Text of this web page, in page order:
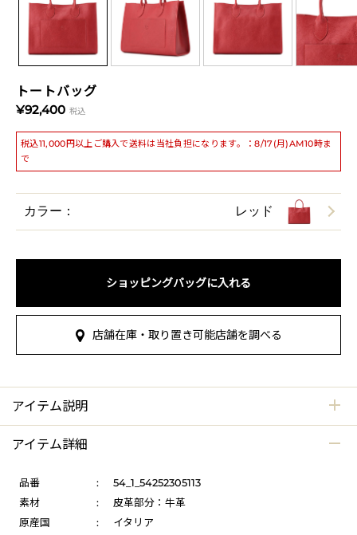
トートバッグ
¥92,400 税込
税込11,000円以上ご購入で送料は当社負担になります。：8/17(月)AM10時ま
で
カラー： レッド
ショッピングバッグに入れる
店舗在庫・取り置き可能店舗を調べる
アイテム説明
アイテム詳細
品番 :
54_1_54252305113
素材
:
皮革部分：牛革
原産国
:
イタリア